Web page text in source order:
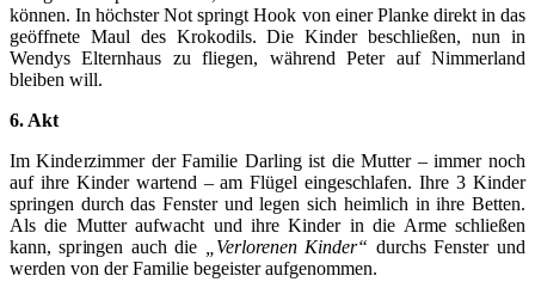
können. In höchster Not springt Hook von einer Planke direkt in das
geöffnete Maul des Krokodils. Die Kinder beschließen, nun in
Wendys Elternhaus zu fliegen, während Peter auf Nimmerland
bleiben will.
6. Akt
Im Kinderzimmer der Familie Darling ist die Mutter – immer noch
auf ihre Kinder wartend – am Flügel eingeschlafen. Ihre 3 Kinder
springen durch das Fenster und legen sich heimlich in ihre Betten.
Als die Mutter aufwacht und ihre Kinder in die Arme schließen
kann, springen auch die „Verlorenen Kinder“ durchs Fenster und
werden von der Familie begeister aufgenommen.